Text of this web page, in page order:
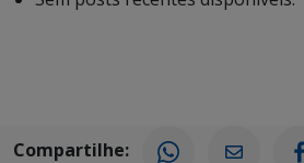
Compartilhe: